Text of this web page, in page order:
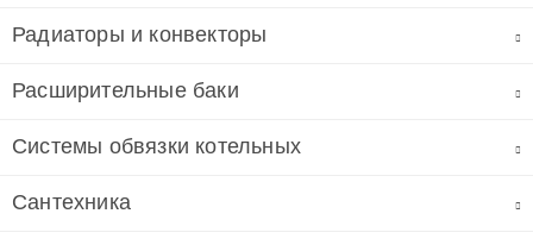
Радиаторы и конвекторы
Расширительные баки
Системы обвязки котельных
Сантехника